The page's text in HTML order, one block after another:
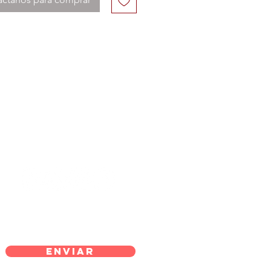
Enviar